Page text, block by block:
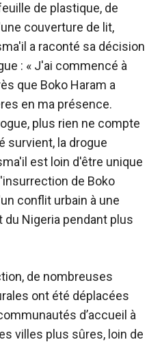
de plastique, de
couverture de lit,
a raconté sa décision
: « J'ai commencé à
que Boko Haram a
en ma présence.
plus rien ne compte
survient, la drogue
est loin d'être unique
de Boko
conflit urbain à une
Nigeria pendant plus
de nombreuses
ont été déplacées
d’accueil à
villes plus sûres, loin de